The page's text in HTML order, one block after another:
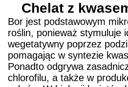
Chelat z
Bor jest podstawowym
roślin, ponieważ stymuluje
wegetatywny poprzez
pomagając w syntezie
Ponadto odgrywa
chlorofilu, a także w